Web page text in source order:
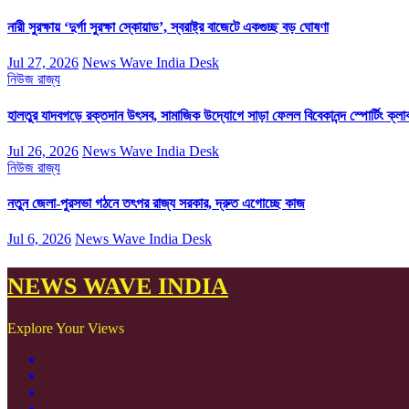
নারী সুরক্ষায় ‘দুর্গা সুরক্ষা স্কোয়াড’, স্বরাষ্ট্র বাজেটে একগুচ্ছ বড় ঘোষণা
Jul 27, 2026 News Wave India Desk
নিউজ রাজ্য
হালতুর যাদবগড়ে রক্তদান উৎসব, সামাজিক উদ্যোগে সাড়া ফেলল বিবেকানন্দ স্পোর্টিং
Jul 26, 2026 News Wave India Desk
নিউজ রাজ্য
নতুন জেলা-পুরসভা গঠনে তৎপর রাজ্য সরকার, দ্রুত এগোচ্ছে কাজ
Jul 6, 2026 News Wave India Desk
NEWS WAVE INDIA
Explore Your Views